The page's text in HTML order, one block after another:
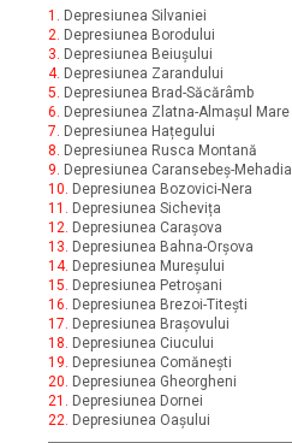
1. Depresiunea Silvaniei
2. Depresiunea Borodului
3. Depresiunea Beiușului
4. Depresiunea Zarandului
5. Depresiunea Brad-Săcărâmb
6. Depresiunea Zlatna-Almașul Mare
7. Depresiunea Hațegului
8. Depresiunea Rusca Montană
9. Depresiunea Caransebeș-Mehadia
10. Depresiunea Bozovici-Nera
11. Depresiunea Sichevița
12. Depresiunea Carașova
13. Depresiunea Bahna-Orșova
14. Depresiunea Mureșului
15. Depresiunea Petroșani
16. Depresiunea Brezoi-Titești
17. Depresiunea Brașovului
18. Depresiunea Ciucului
19. Depresiunea Comănești
20. Depresiunea Gheorgheni
21. Depresiunea Dornei
22. Depresiunea Oașului